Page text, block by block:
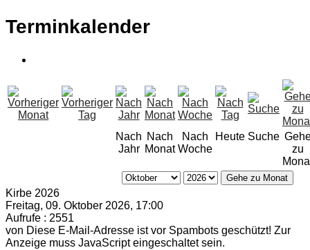
Terminkalender
Nach
Jahr
Nach
Monat
Nach
Woche
Heute Suche
zu
Gehe zu Monat
Kirbe 2026
Freitag, 09. Oktober 2026, 17:00
Aufrufe : 2551
von Diese E-Mail-Adresse ist vor Spambots geschützt! Zur
Anzeige muss JavaScript eingeschaltet sein.